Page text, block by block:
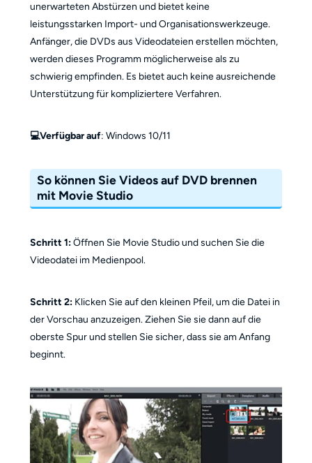
unerwarteten Abstürzen und bietet keine
leistungsstarken Import- und Organisationswerkzeuge.
Anfänger, die DVDs aus Videodateien erstellen möchten,
werden dieses Programm möglicherweise als zu
schwierig empfinden. Es bietet auch keine ausreichende
Unterstützung für kompliziertere Verfahren.
💻Verfügbar auf: Windows 10/11
So können Sie Videos auf DVD brennen
mit Movie Studio
Schritt 1:Öffnen Sie Movie Studio und suchen Sie die
Videodatei im Medienpool.
Schritt 2: Klicken Sie auf den kleinen Pfeil, um die Datei in
der Vorschau anzuzeigen. Ziehen Sie sie dann auf die
oberste Spur und stellen Sie sicher, dass sie am Anfang
beginnt.